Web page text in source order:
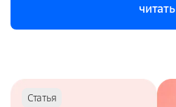
читать
Статья